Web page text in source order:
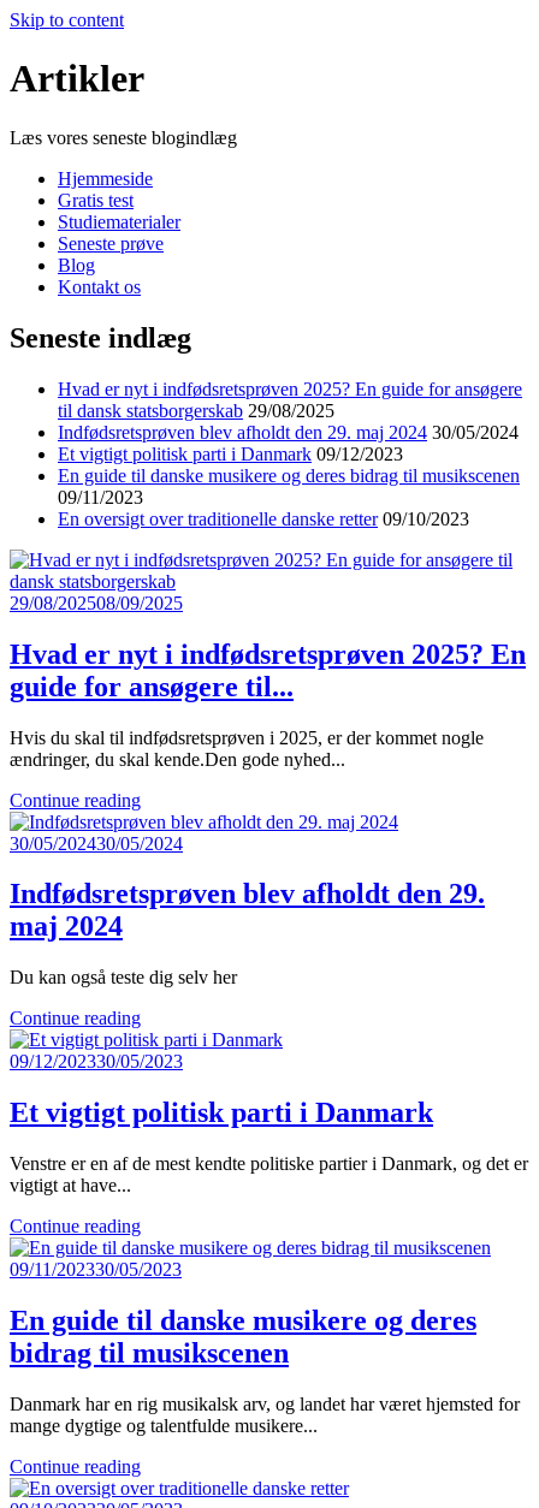
Skip to content
Artikler
Læs vores seneste blogindlæg
Hjemmeside
Gratis test
Studiematerialer
Seneste prøve
Blog
Kontakt os
Seneste indlæg
Hvad er nyt i indfødsretsprøven 2025? En guide for ansøgere
til dansk statsborgerskab 29/08/2025
Indfødsretsprøven blev afholdt den 29. maj 2024 30/05/2024
Et vigtigt politisk parti i Danmark 09/12/2023
En guide til danske musikere og deres bidrag til musikscenen
09/11/2023
En oversigt over traditionelle danske retter 09/10/2023
29/08/202508/09/2025
Hvad er nyt i indfødsretsprøven 2025? En
guide for ansøgere til...
Hvis du skal til indfødsretsprøven i 2025, er der kommet nogle
ændringer, du skal kende.Den gode nyhed...
Continue reading
30/05/202430/05/2024
Indfødsretsprøven blev afholdt den 29.
maj 2024
Du kan også teste dig selv her
Continue reading
09/12/202330/05/2023
Et vigtigt politisk parti i Danmark
Venstre er en af de mest kendte politiske partier i Danmark, og det er
vigtigt at have...
Continue reading
09/11/202330/05/2023
En guide til danske musikere og deres
bidrag til musikscenen
Danmark har en rig musikalsk arv, og landet har været hjemsted for
mange dygtige og talentfulde musikere...
Continue reading